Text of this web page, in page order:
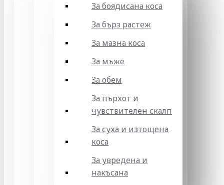
За боядисана коса
За бърз растеж
За мазна коса
За мъже
За обем
За пърхот и
чувствителен скалп
За суха и изтощена
коса
За увредена и
накъсана